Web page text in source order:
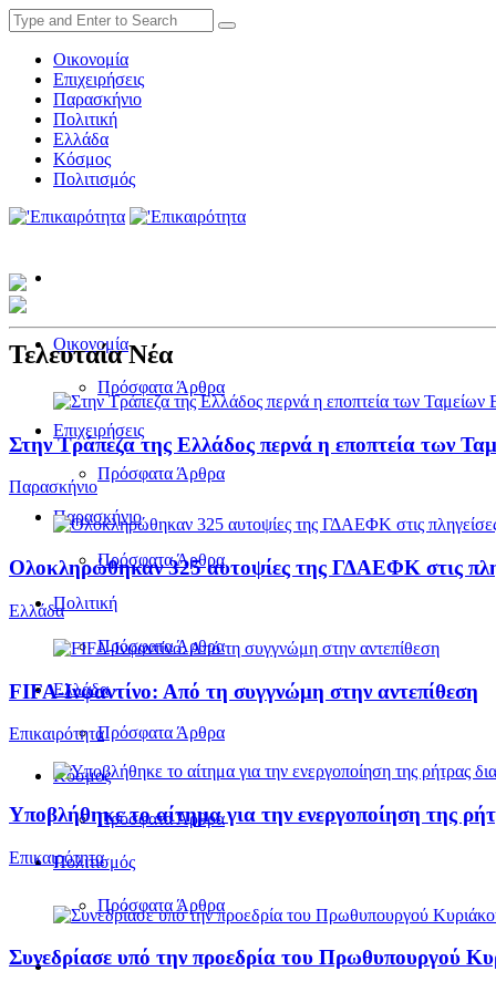
Οικονομία
Επιχειρήσεις
Παρασκήνιο
Πολιτική
Ελλάδα
Κόσμος
Πολιτισμός
Οικονομία
Πρόσφατα Άρθρα
Επιχειρήσεις
Πρόσφατα Άρθρα
Παρασκήνιο
Πρόσφατα Άρθρα
Πολιτική
Πρόσφατα Άρθρα
Ελλάδα
Πρόσφατα Άρθρα
Κόσμος
Πρόσφατα Άρθρα
Πολιτισμός
Πρόσφατα Άρθρα
Τελευταία Νέα
Στην Τράπεζα της Ελλάδος περνά η εποπτεία των
Παρασκήνιο
Ολοκληρώθηκαν 325 αυτοψίες της ΓΔΑΕΦΚ στις
Ελλάδα
FIFA-Ινφαντίνο: Από τη συγγνώμη στην αντεπίθεση
Επικαιρότητα
Υποβλήθηκε το αίτημα για την ενεργοποίηση της
Επικαιρότητα
Συνεδρίασε υπό την προεδρία του Πρωθυπουργού